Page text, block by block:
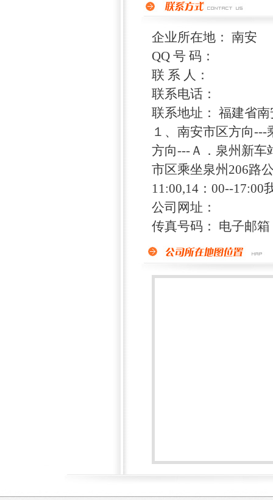
企业所在地： 南安
QQ 号 码：
联 系 人：
联系电话：
联系地址： 福建省
１、南安市区方向
方向---Ａ．泉州新车
市区乘坐泉州206路
11:00,14：00--17:00
公司网址：
传真号码： 电子邮箱